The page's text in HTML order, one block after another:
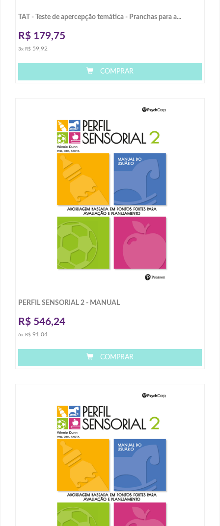
TAT - Teste de apercepção temática - Pranchas para a...
R$ 179,75
3x R$ 59,92
COMPRAR
PERFIL SENSORIAL 2 - MANUAL
R$ 546,24
6x R$ 91,04
COMPRAR